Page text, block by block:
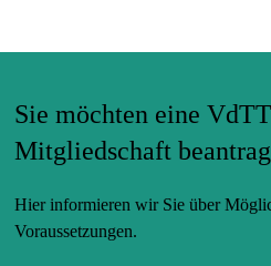
Sie möchten eine VdTT
Mitgliedschaft
Hier informieren wir Sie über
Voraussetzungen.